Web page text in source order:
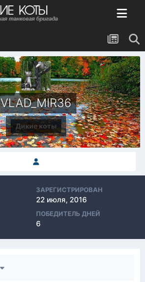
VLAD_MIR36
Дикие коты
ЗАРЕГИСТРИРОВАН
22 июля, 2016
ПОБЕДИТЕЛЬ ДНЕЙ
6